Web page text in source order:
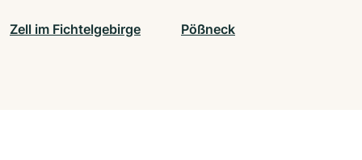
Zell im Fichtelgebirge Pößneck